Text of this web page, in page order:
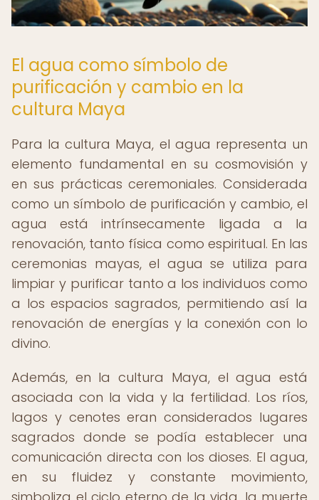
El agua como símbolo de
purificación y cambio en la
cultura Maya
Para la cultura Maya, el agua representa un
elemento fundamental en su cosmovisión y
en sus prácticas ceremoniales. Considerada
como un símbolo de purificación y cambio, el
agua está intrínsecamente ligada a la
renovación, tanto física como espiritual. En las
ceremonias mayas, el agua se utiliza para
limpiar y purificar tanto a los individuos como
a los espacios sagrados, permitiendo así la
renovación de energías y la conexión con lo
divino.
Además, en la cultura Maya, el agua está
asociada con la vida y la fertilidad. Los ríos,
lagos y cenotes eran considerados lugares
sagrados donde se podía establecer una
comunicación directa con los dioses. El agua,
en su fluidez y constante movimiento,